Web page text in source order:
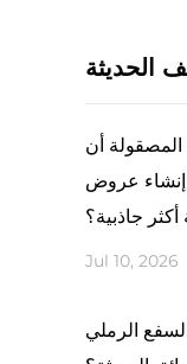
الحديثة
المصقولة أن
إنشاء عروض
أكثر جاذبية؟
Jul 10, 2026
الرملي